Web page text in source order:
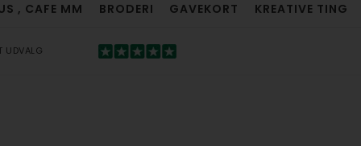
, CAFE MM BRODERI GAVEKORT KREATIVE TING
UDVALG